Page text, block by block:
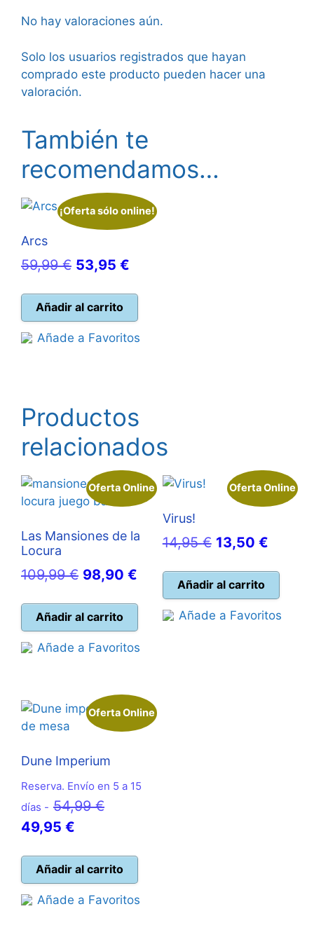
No hay valoraciones aún.
Solo los usuarios registrados que hayan
comprado este producto pueden hacer una
valoración.
También te
recomendamos…
¡Oferta sólo online!
Arcs
59,99€ El
original
era:
59,99 €.
53,95 €
es:
53,95 €.
Añadir al carrito
Añade a Favoritos
Productos
relacionados
Oferta Online
Las Mansiones de la
Locura
109,99€ El
original
era:
109,99 €.
98,90 €
precio
actual
98,90 €.
Añadir al carrito
Añade a Favoritos
Oferta Online
Virus!
14,95€ El
original
era:
14,95 €.
13,50 €El
es:
13,50
Añadir al carrito
Añade a Favoritos
Oferta Online
Dune Imperium
Reserva. Envío en 5 a 15
días - 54,99€El
era:
54,99 €.
49,95 €
actual
es:
49,95 €.
Añadir al carrito
Añade a Favoritos